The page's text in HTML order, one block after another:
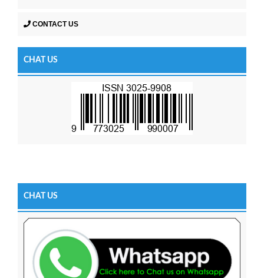
CONTACT US
CHAT US
CHAT US